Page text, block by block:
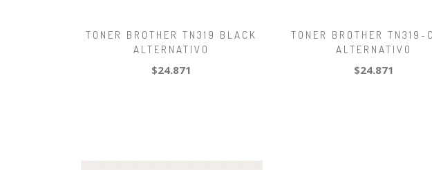
TONER BROTHER TN319 BLACK
ALTERNATIVO
$24.871
TONER BROTHER TN319-
ALTERNATIVO
$24.871